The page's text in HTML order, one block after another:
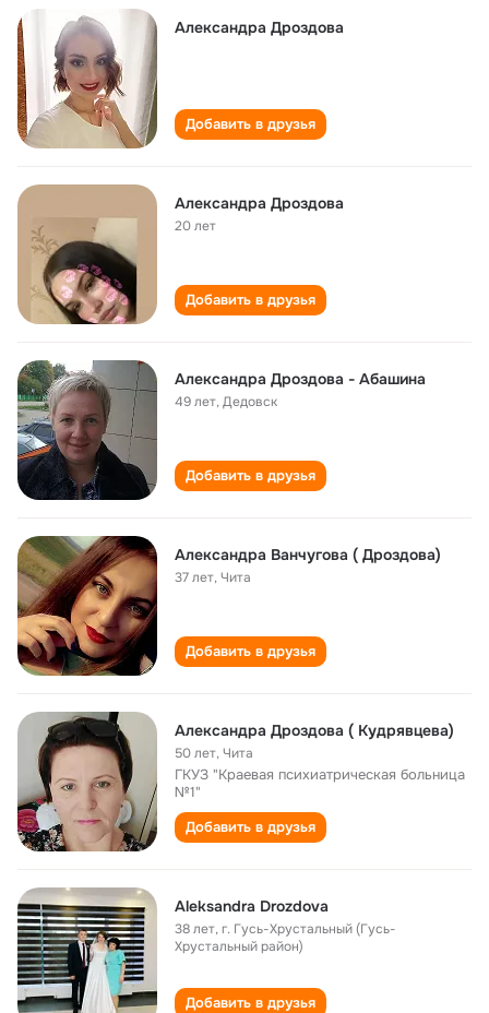
Александра Дроздова
Добавить в друзья
Александра Дроздова
20 лет
Добавить в друзья
Александра Дроздова - Абашина
49 лет,Дедовск
Добавить в друзья
Александра Ванчугова ( Дроздова)
37 лет,Чита
Добавить в друзья
Александра Дроздова ( Кудрявцева)
50 лет,Чита
ГКУЗ "Краевая психиатрическая больница
№1"
Добавить в друзья
Аleksandra Drozdova
38 лет,г. Гусь-Хрустальный (Гусь-
Хрустальный район)
Добавить в друзья